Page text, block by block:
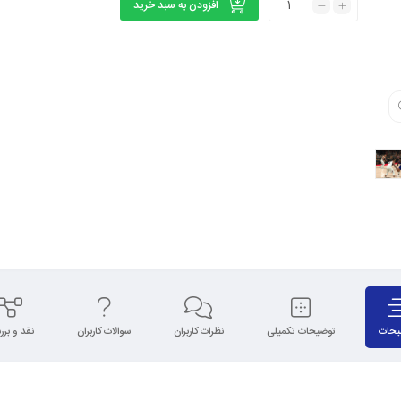
افزودن به سبد خرید
توضیحات تکمیلی نظرات کاربران سوالات کاربران نقد و